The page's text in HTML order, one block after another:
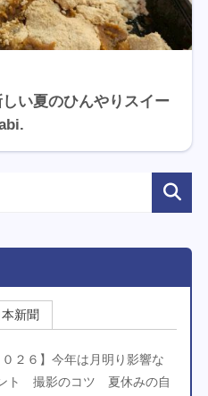
しい夏のひんやりスイー
新聞
０２６】今年は月明り影響な
ト 撮影のコツ 夏休みの自